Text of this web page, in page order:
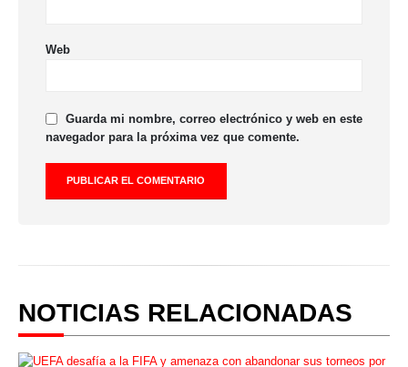
Web
Guarda mi nombre, correo electrónico y web en este
navegador para la próxima vez que comente.
NOTICIAS RELACIONADAS